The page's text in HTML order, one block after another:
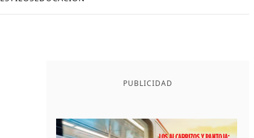
PUBLICIDAD